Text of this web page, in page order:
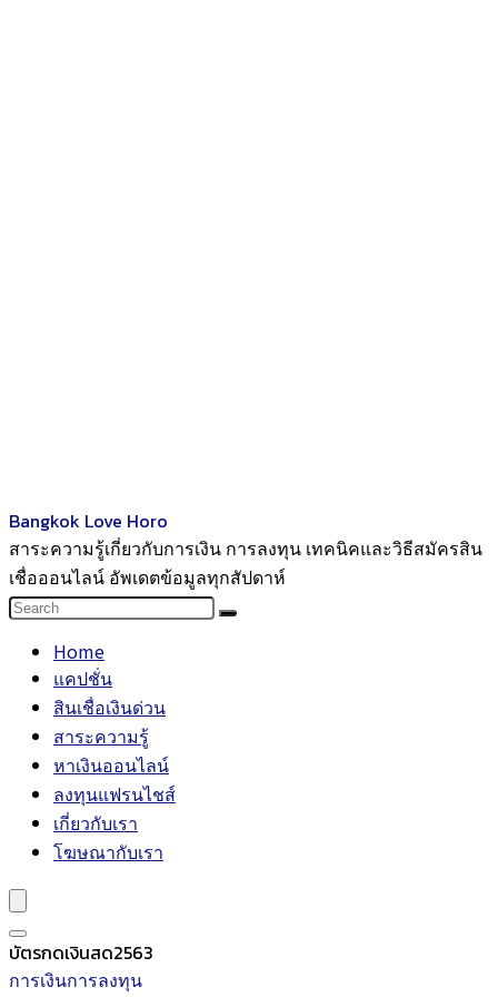
Bangkok Love Horo
สาระความรู้เกี่ยวกับการเงิน การลงทุน เทคนิคและวิธีสมัครสิน
เชื่อออนไลน์ อัพเดตข้อมูลทุกสัปดาห์
Home
แคปชั่น
สินเชื่อเงินด่วน
สาระความรู้
หาเงินออนไลน์
ลงทุนแฟรนไชส์
เกี่ยวกับเรา
โฆษณากับเรา
บัตรกดเงินสด2563
การเงินการลงทุน